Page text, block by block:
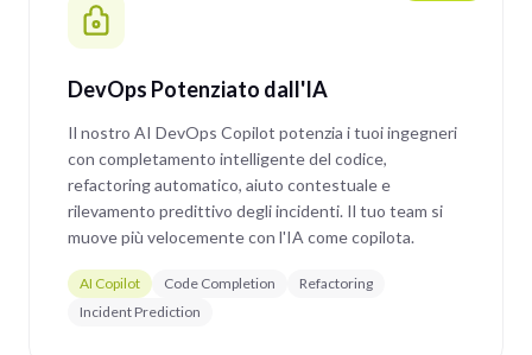
DevOps Potenziato dall'IA
Il nostro AI DevOps Copilot potenzia i tuoi ingegneri
con completamento intelligente del codice,
refactoring automatico, aiuto contestuale e
rilevamento predittivo degli incidenti. Il tuo team si
muove più velocemente con l'IA come copilota.
AI Copilot Code Completion
Refactoring
Incident Prediction